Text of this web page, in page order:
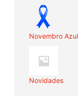
Novembro Azul
Novidades